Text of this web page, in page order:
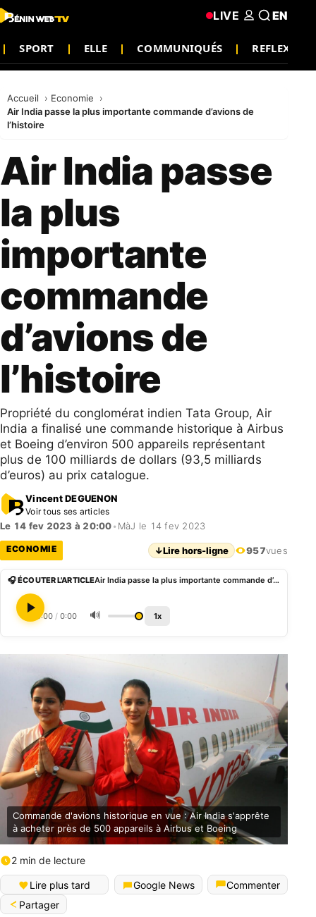
SPORT ELLE COMMUNIQUÉS REFLEXION
LIVE EN
Accueil
Economie
Air India passe la plus importante commande d’avions de
l’histoire
Air India passe
la plus
importante
commande
d’avions de
l’histoire
Propriété du conglomérat indien Tata Group, Air
India a finalisé une commande historique à Airbus
et Boeing d’environ 500 appareils représentant
plus de 100 milliards de dollars (93,5 milliards
d’euros) au prix catalogue.
Vincent DEGUENON
Voir tous ses articles
Le 14 fev 2023 à 20:00• MàJ le 14 fev 2023
ECONOMIE ↓Lire hors-ligne 957vues
🎧 ÉCOUTER L'ARTICLE Air India passe la plus importante commande d’avions de l’histoire
0:00 / 0:00 🔊 1x
Commande d'avions historique en vue : Air India s'apprête
à acheter près de 500 appareils à Airbus et Boeing
2 min de lecture
Lire plus tard Google News
Commenter
Partager